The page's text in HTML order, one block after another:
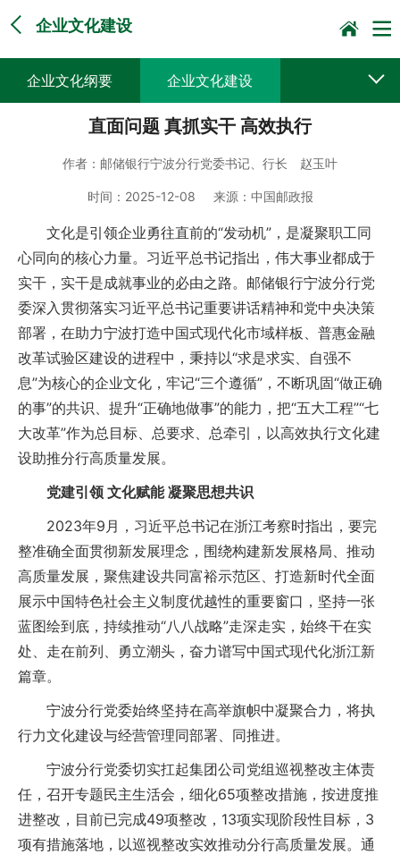
企业文化建设
企业文化纲要 企业文化建设
直面问题 真抓实干 高效执行
作者： 邮储银行宁波分行党委书记、行长 赵玉叶
时间： 2025-12-08 来源： 中国邮政报
文化是引领企业勇往直前的“发动机”，是凝聚职工同
心同向的核心力量。习近平总书记指出，伟大事业都成于
实干，实干是成就事业的必由之路。邮储银行宁波分行党
委深入贯彻落实习近平总书记重要讲话精神和党中央决策
部署，在助力宁波打造中国式现代化市域样板、普惠金融
改革试验区建设的进程中，秉持以“求是求实、自强不
息”为核心的企业文化，牢记“三个遵循”，不断巩固“做正确
的事”的共识、提升“正确地做事”的能力，把“五大工程”“七
大改革”作为总目标、总要求、总牵引，以高效执行文化建
设助推分行高质量发展。
党建引领 文化赋能 凝聚思想共识
2023年9月，习近平总书记在浙江考察时指出，要完
整准确全面贯彻新发展理念，围绕构建新发展格局、推动
高质量发展，聚焦建设共同富裕示范区、打造新时代全面
展示中国特色社会主义制度优越性的重要窗口，坚持一张
蓝图绘到底，持续推动“八八战略”走深走实，始终干在实
处、走在前列、勇立潮头，奋力谱写中国式现代化浙江新
篇章。
宁波分行党委始终坚持在高举旗帜中凝聚合力，将执
行力文化建设与经营管理同部署、同推进。
宁波分行党委切实扛起集团公司党组巡视整改主体责
任，召开专题民主生活会，细化65项整改措施，按进度推
进整改，目前已完成49项整改，13项实现阶段性目标，3
项有措施落地，以巡视整改实效推动分行高质量发展。通